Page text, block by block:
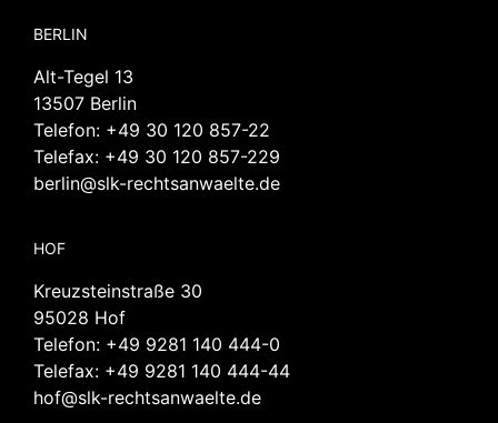
BERLIN
Alt-Tegel 13
13507 Berlin
Telefon: +49 30 120 857-22
Telefax: +49 30 120 857-229
berlin@slk-rechtsanwaelte.de
HOF
Kreuzsteinstraße 30
95028 Hof
Telefon: +49 9281 140 444-0
Telefax: +49 9281 140 444-44
hof@slk-rechtsanwaelte.de